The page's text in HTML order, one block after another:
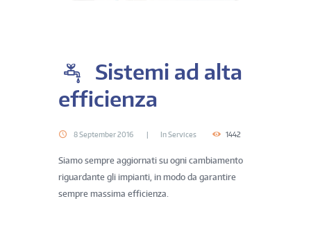
Sistemi ad alta
efficienza
8 September 2016 InServices 1442
Siamo sempre aggiornati su ogni cambiamento
riguardante gli impianti, in modo da garantire
sempre massima efficienza.